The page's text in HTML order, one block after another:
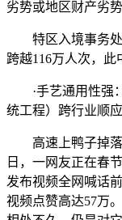
劣势或地区财产劣势
特区入境事务处
跨越116万人次，此
·手艺通用性强：
统工程）跨行业顺
高速上鸭子掉落
日，一网友正在春
发布视频全网喊话
视频点赞高达57万